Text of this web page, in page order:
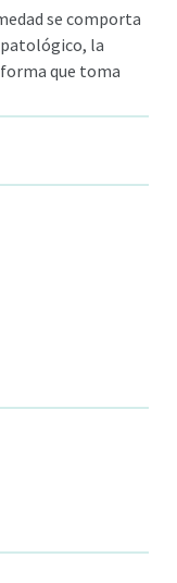
se comporta
la
que toma